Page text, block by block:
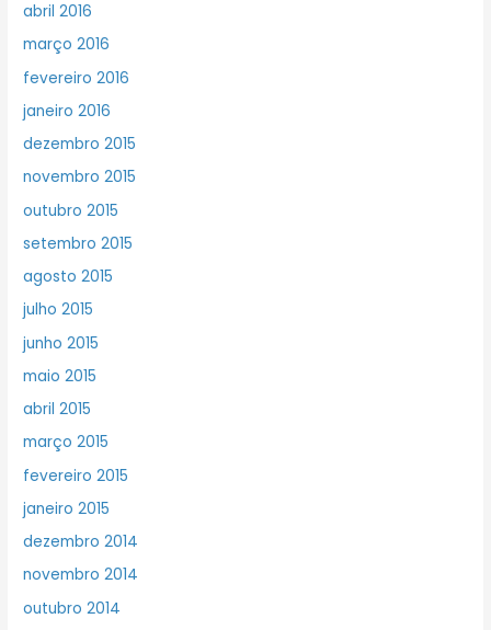
abril 2016
março 2016
fevereiro 2016
janeiro 2016
dezembro 2015
novembro 2015
outubro 2015
setembro 2015
agosto 2015
julho 2015
junho 2015
maio 2015
abril 2015
março 2015
fevereiro 2015
janeiro 2015
dezembro 2014
novembro 2014
outubro 2014